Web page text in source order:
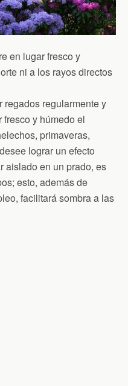
en lugar fresco y
ni a los rayos directos
regados regularmente y
y húmedo el
primaveras,
lograr un efecto
aislado en un prado, es
esto, además de
facilitará sombra a las